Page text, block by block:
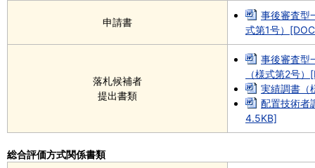
申請書
事後審査型
式第1号）
落札候補者
提出書類
事後審査型
（様式第2号
実績調書（
配置技術者
4.5KB]
総合評価方式関係書類